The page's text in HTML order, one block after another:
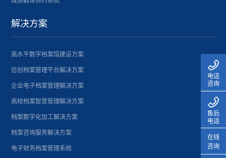
解决方案
高水平数字档案馆建设方案
信创档案管理平台解决方案
企业电子档案管理解决方案
高校档案智慧管理解决方案
档案数字化加工解决方案
档案咨询服务解决方案
电子财务档案管理系统
电话
咨询
售后
电话
在线
咨询